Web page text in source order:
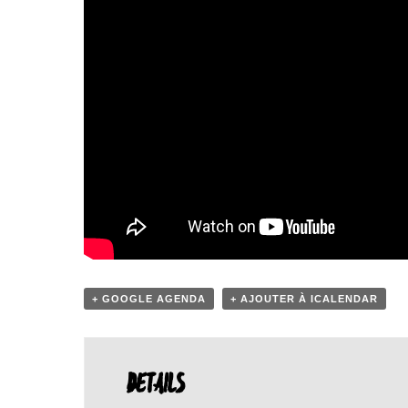
+ GOOGLE AGENDA + AJOUTER À ICALENDAR
DETAILS